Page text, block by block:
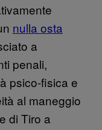
nulla osta
a
penali,
psico-fisica e
al maneggio
di Tiro a